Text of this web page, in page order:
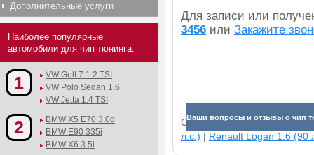
Для записи или
3456 или Закажите
Ваши вопросы и отзывы о чип
Смотрите прибавки для
л.с.) | Renault Logan 1.6 (90
Дополнительные услуги
Наиболее популярные
автомобили для чип тюнинга:
1
VW Golf 7 1.2 TSI
VW Polo Sedan 1.6
VW Jetta 1.4 TSI
2
BMW X5 E70 3.0d
BMW E90 335i
BMW X6 3.5i